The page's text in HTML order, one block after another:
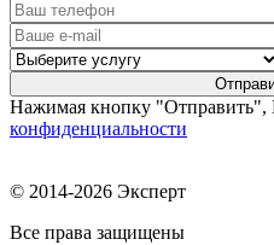
Нажимая кнопку "Отправить",
конфиденциальности
© 2014-2026 Эксперт
Все права защищены